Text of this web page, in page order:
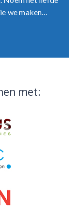
we maken…
met: